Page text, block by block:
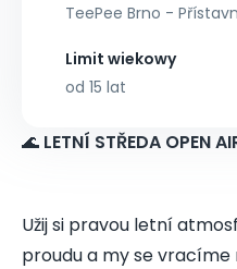
TeePee Brno -
Limit wiekowy
od 15 lat
🌊 LETNÍ STŘEDA OPEN
Užij si pravou letní
proudu a my se vracíme